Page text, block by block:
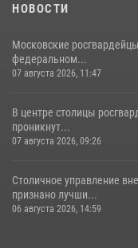
НОВОСТИ
Московские
федеральном...
07 августа 2026, 11:47
В центре столицы
проникнут...
07 августа 2026, 09:26
Столичное управление
признано лучши...
06 августа 2026, 14:59